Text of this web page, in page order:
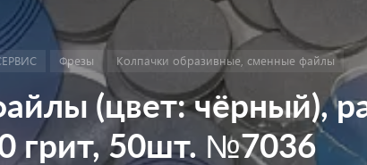
Фрезы Колпачки образивные, сменные файлы
(цвет: чёрный),
грит, 50шт. №7036